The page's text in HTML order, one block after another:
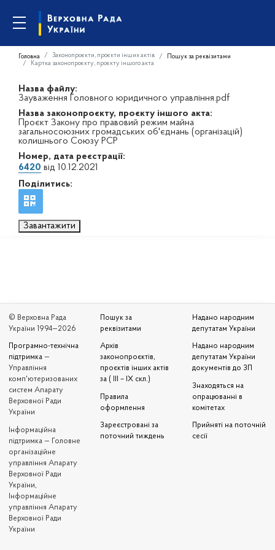
Головна Законопроєкти, проєкти інших актів
Пошук за реквізитами
Картка законопроєкту, проєкту іншого акта
Назва файлу:
Зауваження Головного юридичного управління.pdf
Назва законопроєкту, проєкту іншого акта:
Проєкт Закону про правовий режим майна
загальносоюзних громадських об'єднань (організацій)
колишнього Союзу РСР
Номер, дата реєстрації:
6420 від 10.12.2021
Поділитись:
Завантажити
© Верховна Рада
України 1994—2026
Програмно-технічна
підтримка —
Управління
комп'ютеризованих
систем Апарату
Верховної Ради
України
Iнформаційна
підтримка — Головне
організаційне
управління Апарату
Верховної Ради
України,
Інформаційне
управління Апарату
Верховної Ради
України
Пошук за
реквізитами
Архів
законопроєктів,
проєктів інших актів
за ( III – IX скл.)
Правила
оформлення
Зареєстровані за
поточний тиждень
Надано народним
депутатам України
Надано народним
депутатам України
документів до ЗП
Знаходяться на
опрацюванні в
комітетах
Прийняті на поточній
сесії